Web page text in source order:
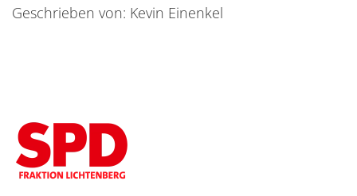
Geschrieben von: Kevin Einenkel